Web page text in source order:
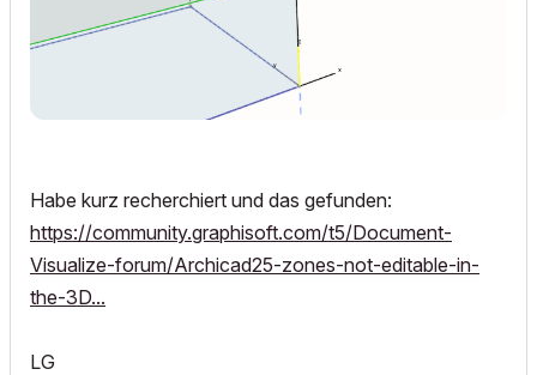
Habe kurz recherchiert und das gefunden:
https://community.graphisoft.com/t5/Document-
Visualize-forum/Archicad25-zones-not-editable-in-
the-3D...
LG